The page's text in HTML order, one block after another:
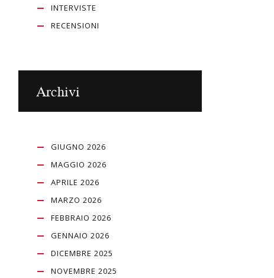
INTERVISTE
RECENSIONI
Archivi
GIUGNO 2026
MAGGIO 2026
APRILE 2026
MARZO 2026
FEBBRAIO 2026
GENNAIO 2026
DICEMBRE 2025
NOVEMBRE 2025